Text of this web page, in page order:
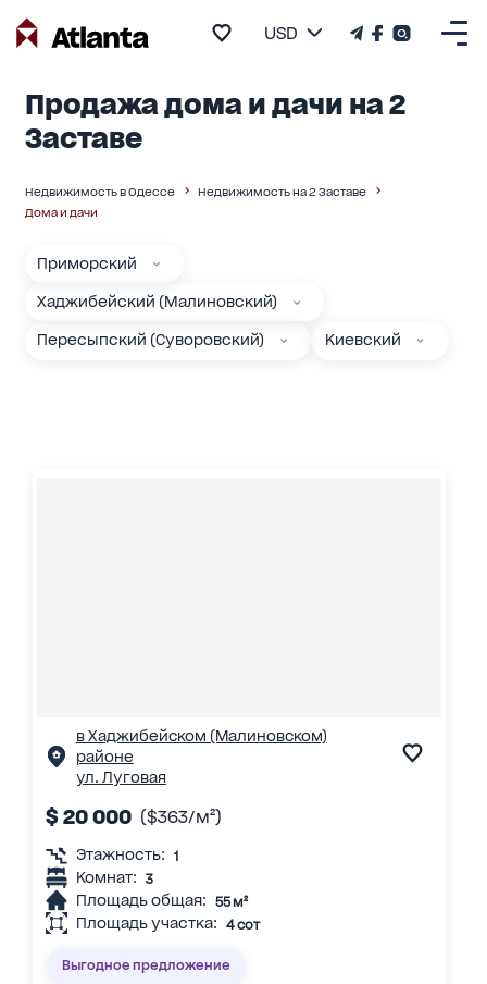
USD
Продажа дома и дачи на 2
Заставе
Недвижимость в Одессе
Недвижимость на 2 Заставе
Дома и дачи
Приморский
Хаджибейский (Малиновский)
Пересыпский (Суворовский) Киевский
в Хаджибейском (Малиновском)
районе
ул. Луговая
$ 20 000 ($363/м²)
Этажность: 1
Комнат: 3
Площадь общая: 55 м²
Площадь участка: 4 сот
Выгодное предложение